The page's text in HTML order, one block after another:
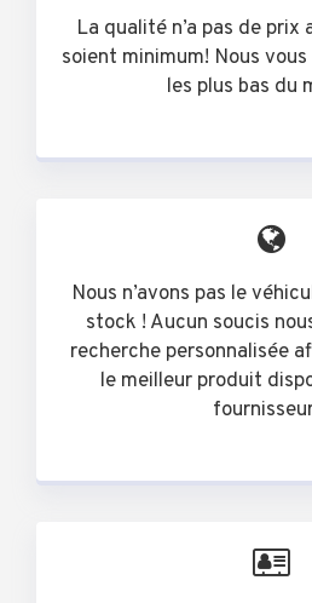
La qualité n’a pas de prix
soient minimum! Nous
les plus bas du
Nous n’avons pas le
stock ! Aucun soucis
recherche personnalisée
le meilleur produit